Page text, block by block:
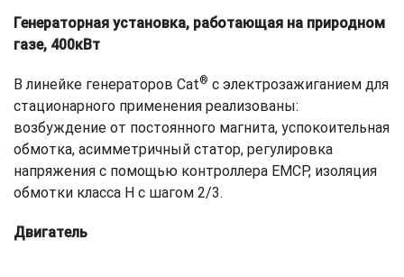
Генераторная установка, работающая на природном
газе, 400кВт
В линейке генераторов Cat® с электрозажиганием для
стационарного применения реализованы:
возбуждение от постоянного магнита, успокоительная
обмотка, асимметричный статор, регулировка
напряжения с помощью контроллера EMCP, изоляция
обмотки класса H с шагом 2/3.
Двигатель